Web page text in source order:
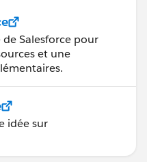
de Salesforce pour
et une
idée sur